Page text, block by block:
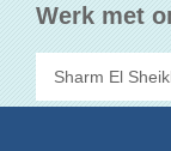
Werk met